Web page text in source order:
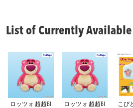
List of Currently Available
ロッツォ 超超BI
ロッツォ 超超BI
こび